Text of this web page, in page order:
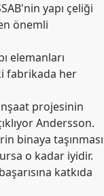
yapı çeliği
önemli
elemanları
fabrikada her
projesinin
Andersson.
binaya taşınması
o kadar iyidir.
katkıda